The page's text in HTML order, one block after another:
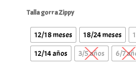
Talla gorra Zippy
12/18 meses 18/24 meses
12/14 años
3/5 años 6/7